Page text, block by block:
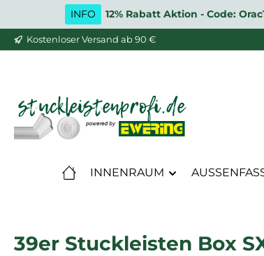
Hauptinhalt springen
Zur Suche springen
Zur Hauptnavigation springen
INFO 12% Rabatt Aktion - Code:
Kostenloser Versand ab 90 €
INNENRAUM
39er Stuckleisten Box